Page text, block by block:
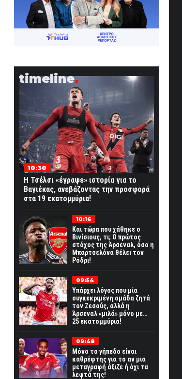
timeline
10:30
Η Τσέλσι «έγραψε» ιστορία για το
Βαγιέκας, ανεβάζοντας την προσφορά
στα 19 εκατομμύρια!
10:16
Και τώρα που χάθηκε ο
Βινίσιους, τι; Ο πρώτος
στόχος της Άρσεναλ, όσο η
Μπαρτσελόνα θέλει τον
Ρόδρι!
09:54
Υπάρχει λόγος που μία
συγκεκριμένη ομάδα ζητά
τον Ζεσούς, αλλά η
Άρσεναλ «μιλά» μόνο με…
25 εκατομμύρια!
09:48
Μόνο το γήπεδο είναι
καθρέφτης για το αν μια
μεταγραφή άξιζε ή όχι τα
λεφτά της!